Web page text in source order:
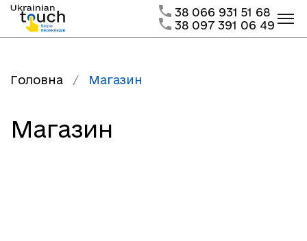
38 066 931 51 68
38 097 391 06 49
Головна / Магазин
Магазин